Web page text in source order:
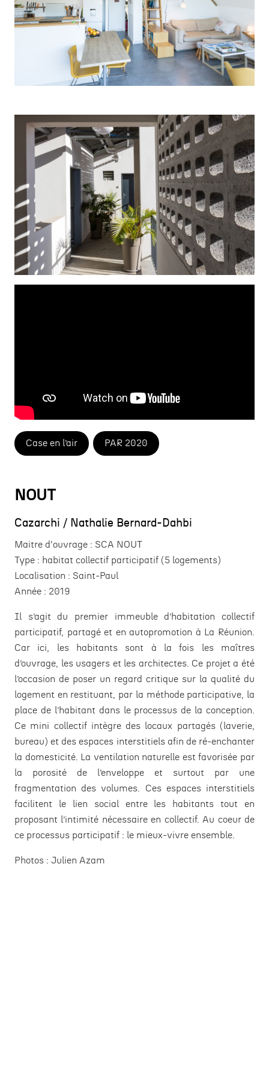
Case en l’air PAR 2020
NOUT
Cazarchi / Nathalie Bernard-Dahbi
Maitre d'ouvrage : SCA NOUT
Type : habitat collectif participatif (5 logements)
Localisation : Saint-Paul
Année : 2019
Il s’agit du premier immeuble d’habitation collectif
participatif, partagé et en autopromotion à La Réunion.
Car ici, les habitants sont à la fois les maîtres
d’ouvrage, les usagers et les architectes. Ce projet a été
l’occasion de poser un regard critique sur la qualité du
logement en restituant, par la méthode participative, la
place de l’habitant dans le processus de la conception.
Ce mini collectif intègre des locaux partagés (laverie,
bureau) et des espaces interstitiels afin de ré-enchanter
la domesticité. La ventilation naturelle est favorisée par
la porosité de l’enveloppe et surtout par une
fragmentation des volumes. Ces espaces interstitiels
facilitent le lien social entre les habitants tout en
proposant l’intimité nécessaire en collectif. Au coeur de
ce processus participatif : le mieux-vivre ensemble.
Photos : Julien Azam